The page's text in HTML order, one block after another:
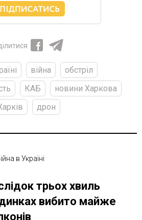
війна
обстріл
КАБ
новини Харкова
дрон
в Україні
трьох хвиль
вибито майже